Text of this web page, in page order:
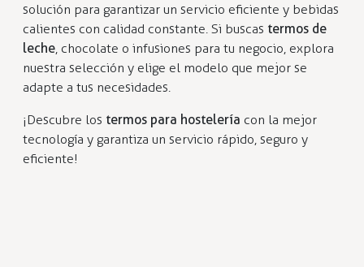
solución para garantizar un servicio eficiente y bebidas
calientes con calidad constante. Si buscas termos de
leche, chocolate o infusiones para tu negocio, explora
nuestra selección y elige el modelo que mejor se
adapte a tus necesidades.
¡Descubre los termos para hostelería con la mejor
tecnología y garantiza un servicio rápido, seguro y
eficiente!